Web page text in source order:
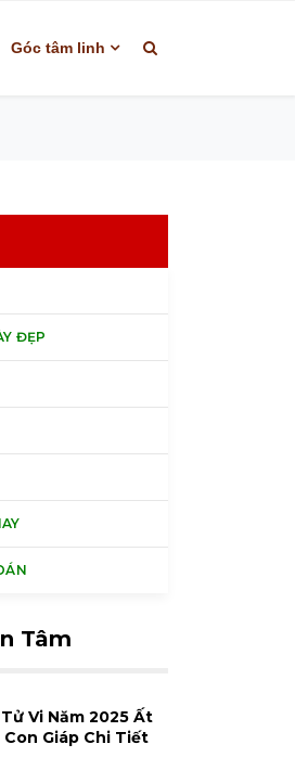
Góc tâm linh
ĐẸP
Tâm
Vi Năm 2025 Ất
Con Giáp Chi Tiết